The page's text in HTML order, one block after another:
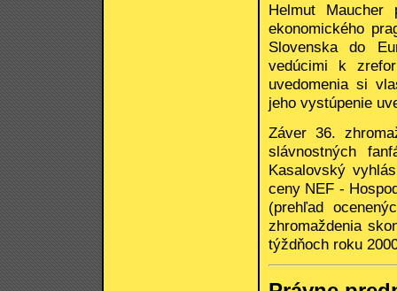
Helmut
ekonomického
Slovenska do
vedúcimi k
uvedomenia si
jeho vystúpenie
Záver 36.
slávnostných
Kasalovský
ceny NEF -
(prehľad
zhromaždenia
týždňoch roku